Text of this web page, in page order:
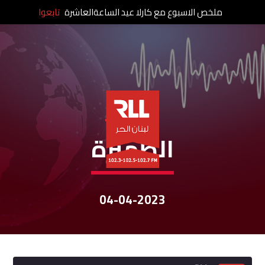
نشرات الأخبار
الظّهيرة
04-04-2023
ملخص الاسبوع مع كارلا عيد الساعةالعاشرة تابعوا